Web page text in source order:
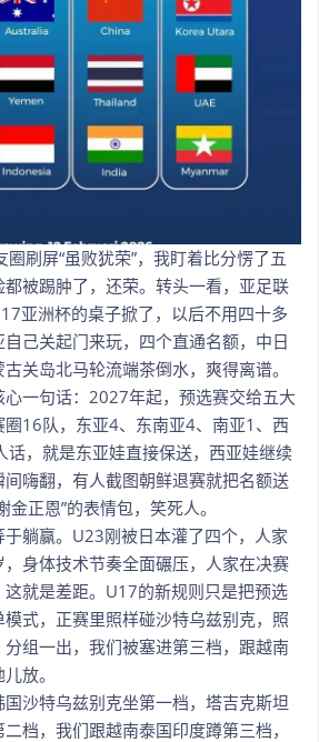
刷屏“虽败犹荣”，我盯着比分愣了五
被踢肿了，还荣。转头一看，亚足联
亚洲杯的桌子掀了，以后不用四十多
己关起门来玩，四个直通名额，中日
关岛北马轮流端茶倒水，爽得离谱。
一句话：2027年起，预选赛交给五大
16队，东亚4、东南亚4、南亚1、西
话，就是东亚娃直接保送，西亚娃继续
嗨翻，有人截图朝鲜退赛就把名额送
正恩”的表情包，笑死人。
躺赢。U23刚被日本灌了四个，人家
身体技术节奏全面碾压，人家在决赛
就是差距。U17的新规则只是把预选
式，正赛里照样碰沙特乌兹别克，照
组一出，我们被塞进第三档，跟越南
放。
沙特乌兹别克坐第一档，塔吉克斯坦
档，我们跟越南泰国印度蹲第三档，